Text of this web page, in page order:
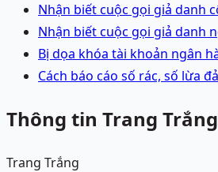
Nhận biết cuộc gọi giả danh
Nhận biết cuộc gọi giả danh
Bị dọa khóa tài khoản ngân
Cách báo cáo số rác, số lừa
Thông tin Trang Trắng
Trang Trắng